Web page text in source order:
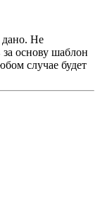
дано. Не
за основу шаблон
случае будет